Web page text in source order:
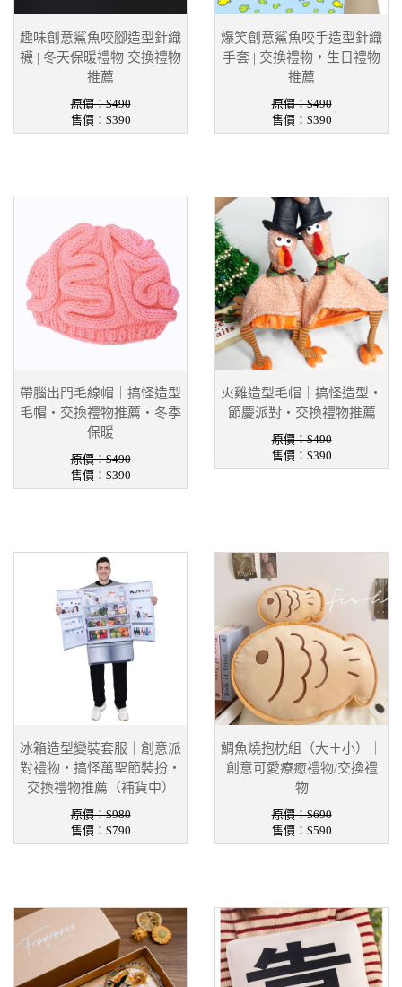
趣味創意鯊魚咬腳造型針織
襪 | 冬天保暖禮物 交換禮物
推薦
原價：$490
售價： $390
爆笑創意鯊魚咬手造型針織
手套 | 交換禮物，生日禮物
推薦
原價：$490
售價： $390
帶腦出門毛線帽｜搞怪造型
毛帽・交換禮物推薦・冬季
保暖
原價：$490
售價： $390
火雞造型毛帽｜搞怪造型・
節慶派對・交換禮物推薦
原價：$490
售價： $390
冰箱造型變裝套服｜創意派
對禮物・搞怪萬聖節裝扮・
交換禮物推薦（補貨中）
原價：$980
售價： $790
鯛魚燒抱枕組（大＋小）｜
創意可愛療癒禮物/交換禮
物
原價：$690
售價： $590